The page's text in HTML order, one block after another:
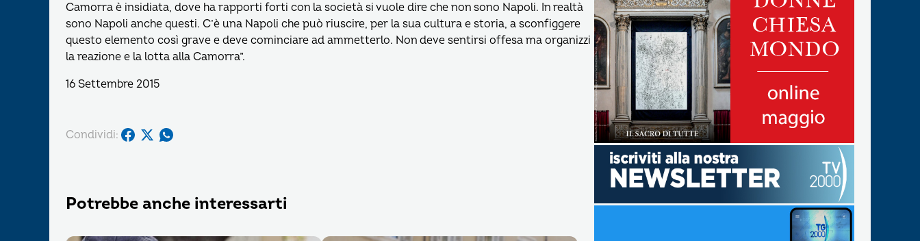
Camorra è insidiata, dove ha rapporti forti con la società si vuole dire che non sono Napoli. In realtà
sono Napoli anche questi. C’è una Napoli che può riuscire, per la sua cultura e storia, a sconfiggere
questo elemento così grave e deve cominciare ad ammetterlo. Non deve sentirsi offesa ma organizzi
la reazione e la lotta alla Camorra”.
16 Settembre 2015
Condividi:
Potrebbe anche interessarti